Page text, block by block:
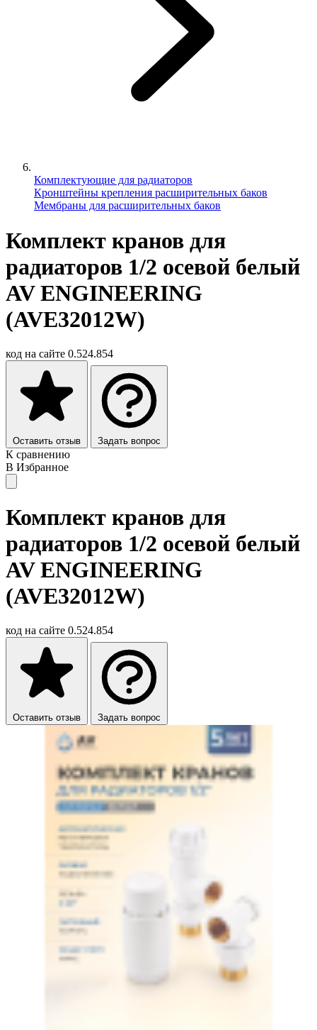
Комплектующие для радиаторов
Кронштейны крепления расширительных баков
Мембраны для расширительных баков
Комплект кранов для
радиаторов 1/2 осевой белый
AV ENGINEERING
(AVE32012W)
код на сайте 0.524.854
Оставить отзыв Задать вопрос
К сравнению
В Избранное
Комплект кранов для
радиаторов 1/2 осевой белый
AV ENGINEERING
(AVE32012W)
код на сайте 0.524.854
Оставить отзыв Задать вопрос